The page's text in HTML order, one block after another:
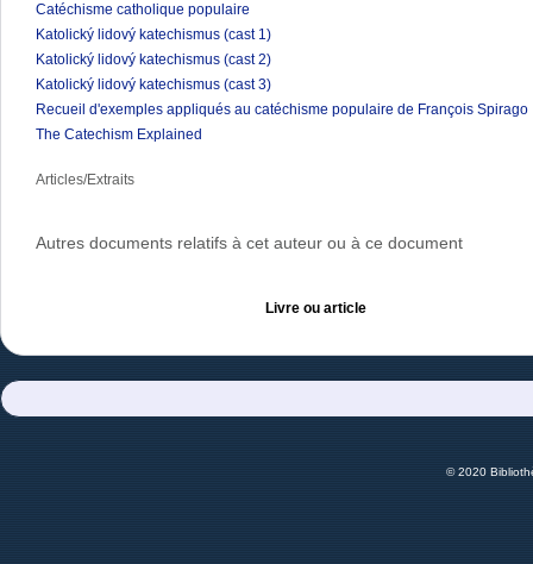
Catéchisme catholique populaire
Katolický lidový katechismus (cast 1)
Katolický lidový katechismus (cast 2)
Katolický lidový katechismus (cast 3)
Recueil d'exemples appliqués au catéchisme populaire de François Spirago
The Catechism Explained
Articles/Extraits
Autres documents relatifs à cet auteur ou à ce document
Livre ou article
© 2020